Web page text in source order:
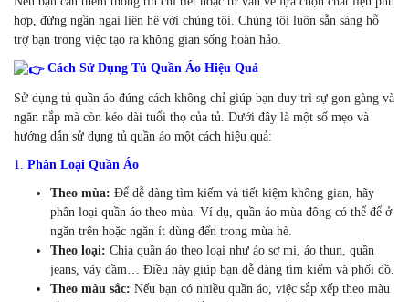
hợp, đừng ngần ngại liên hệ với chúng tôi. Chúng tôi luôn sẵn sàng hỗ
trợ bạn trong việc tạo ra không gian sống hoàn hảo.
Cách Sử Dụng Tủ Quần Áo Hiệu Quả
Sử dụng tủ quần áo đúng cách không chỉ giúp bạn duy trì sự gọn gàng và
ngăn nắp mà còn kéo dài tuổi thọ của tủ. Dưới đây là một số mẹo và
hướng dẫn sử dụng tủ quần áo một cách hiệu quả:
1. Phân Loại Quần Áo
Theo mùa: Để dễ dàng tìm kiếm và tiết kiệm không gian, hãy
phân loại quần áo theo mùa. Ví dụ, quần áo mùa đông có thể để ở
ngăn trên hoặc ngăn ít dùng đến trong mùa hè.
Theo loại: Chia quần áo theo loại như áo sơ mi, áo thun, quần
jeans, váy đầm… Điều này giúp bạn dễ dàng tìm kiếm và phối đồ.
Theo màu sắc: Nếu bạn có nhiều quần áo, việc sắp xếp theo màu